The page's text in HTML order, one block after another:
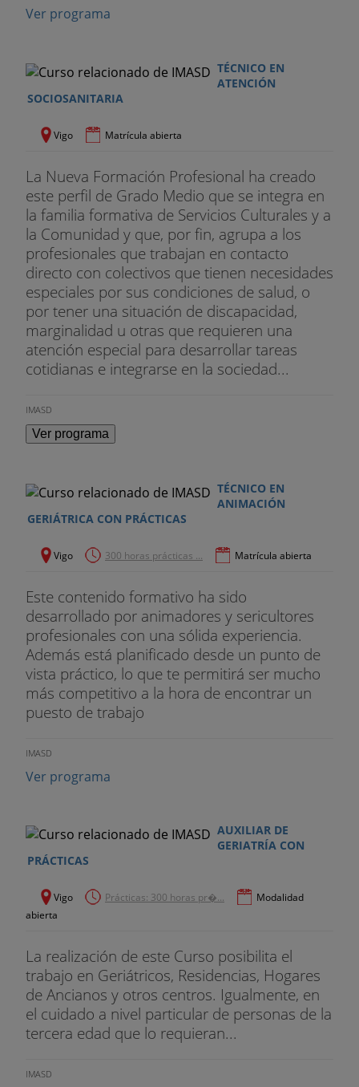
Ver programa
TÉCNICO EN
ATENCIÓN
SOCIOSANITARIA
Vigo Matrícula abierta
La Nueva Formación Profesional ha creado
este perfil de Grado Medio que se integra en
la familia formativa de Servicios Culturales y a
la Comunidad y que, por fin, agrupa a los
profesionales que trabajan en contacto
directo con colectivos que tienen necesidades
especiales por sus condiciones de salud, o
por tener una situación de discapacidad,
marginalidad u otras que requieren una
atención especial para desarrollar tareas
cotidianas e integrarse en la sociedad...
IMASD
Ver programa
TÉCNICO EN
ANIMACIÓN
GERIÁTRICA CON PRÁCTICAS
Vigo 300 horas prácticas ... Matrícula abierta
Este contenido formativo ha sido
desarrollado por animadores y sericultores
profesionales con una sólida experiencia.
Además está planificado desde un punto de
vista práctico, lo que te permitirá ser mucho
más competitivo a la hora de encontrar un
puesto de trabajo
IMASD
Ver programa
AUXILIAR DE
GERIATRÍA CON
PRÁCTICAS
Vigo Prácticas: 300 horas pr�...
Modalidad
abierta
La realización de este Curso posibilita el
trabajo en Geriátricos, Residencias, Hogares
de Ancianos y otros centros. Igualmente, en
el cuidado a nivel particular de personas de la
tercera edad que lo requieran...
IMASD